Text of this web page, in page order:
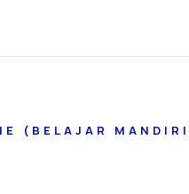
(BELAJAR